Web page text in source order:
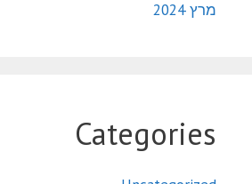
מרץ 2024
Categories